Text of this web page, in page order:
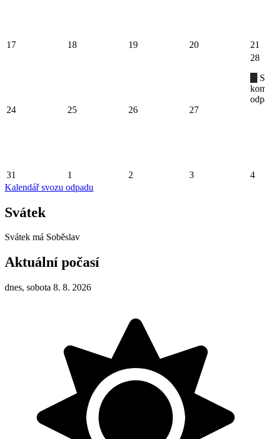
17 18 19 20 21
24 25 26 27
28
31 1 2 3
4
Kalendář svozu odpadu
Svátek
Svátek má Soběslav
Aktuální počasí
dnes, sobota 8. 8. 2026